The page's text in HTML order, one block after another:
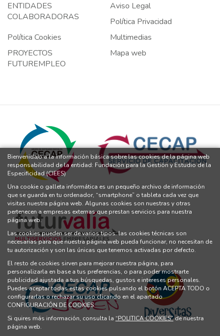
ENTIDADES
COLABORADORAS
Aviso Legal
Política Privacidad
Política Cookies
Multimedias
PROYECTOS
FUTUREMPLEO
Mapa web
Bienvenida/o a la información básica sobre las cookies de la página web
responsabilidad de la entidad: Fundación para la Gestión y Estudio de la
Especificidad (CIEES)
Una cookie o galleta informática es un pequeño archivo de información
que se guarda en tu ordenador, “smartphone” o tableta cada vez que
visitas nuestra página web. Algunas cookies son nuestras y otras
pertenecen a empresas externas que prestan servicios para nuestra
página web.
Las cookies pueden ser de varios tipos: las cookies técnicas son
necesarias para que nuestra página web pueda funcionar, no necesitan de
tu autorización y son las únicas que tenemos activadas por defecto.
El resto de cookies sirven para mejorar nuestra página, para
personalizarla en base a tus preferencias, o para poder mostrarte
publicidad ajustada a tus búsquedas, gustos e intereses personales.
Puedes aceptar todas estas cookies pulsando el botón ACEPTA TODO o
configurarlas o rechazar su uso clicando en el apartado
CONFIGURACIÓN DE COOKIES.
Si quires más información, consulta la “POLITICA COOKIES”de nuestra
página web.